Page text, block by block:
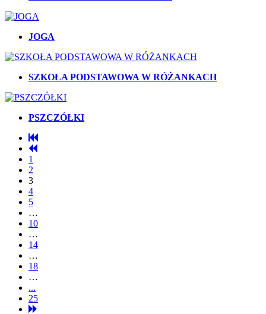
JOGA
SZKOŁA PODSTAWOWA W RÓŻANKACH
PSZCZÓŁKI
1
2
3
4
5
…
10
…
14
…
18
…
...
25